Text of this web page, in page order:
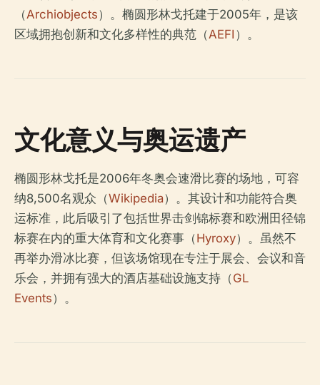
（Archiobjects）。椭圆形林戈托建于2005年，是该
区域拥抱创新和文化多样性的典范（AEFI ）。
文化意义与奥运遗产
椭圆形林戈托是2006年冬奥会速滑比赛的场地，可容
纳8,500名观众（Wikipedia）。其设计和功能符合奥
运标准，此后吸引了包括世界击剑锦标赛和欧洲田径锦
标赛在内的重大体育和文化赛事（Hyroxy）。虽然不
再举办滑冰比赛，但该场馆现在专注于展会、会议和音
乐会，并拥有强大的酒店基础设施支持（GL
Events）。